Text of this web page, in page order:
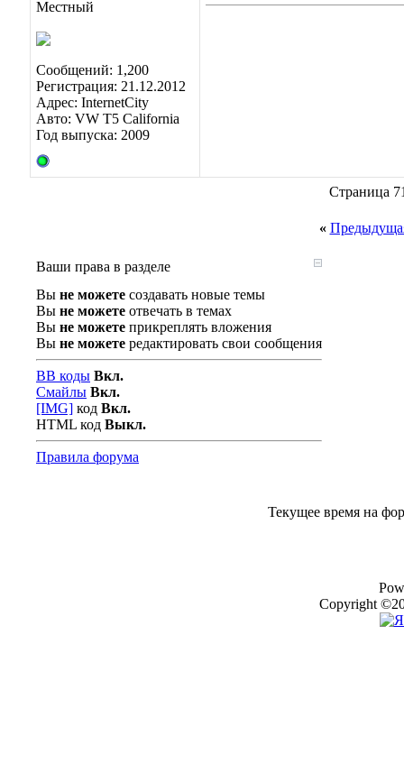
Местный
Сообщений: 1,200
Регистрация: 21.12.2012
Адрес: InternetCity
Авто: VW T5 California
Год выпуска: 2009
Страница
«
Ваши права в разделе
Вы не можете создавать новые темы
Вы не можете отвечать в темах
Вы не можете прикреплять вложения
Вы не можете редактировать свои сообщения
BB коды Вкл.
Смайлы Вкл.
[IMG] код Вкл.
HTML код Выкл.
Правила форума
Текущее время на
Copyright